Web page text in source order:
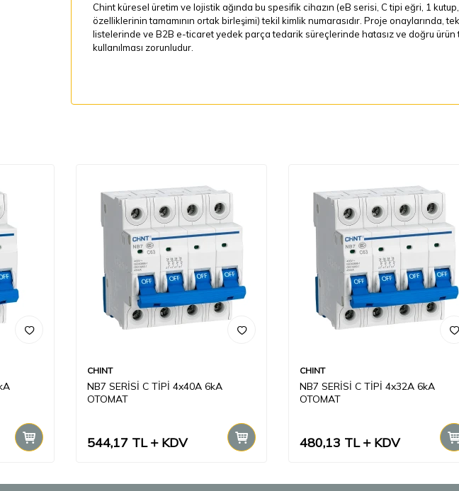
Chint küresel üretim ve lojistik ağında bu spesifik cihazın (eB serisi, C tipi eğri, 1
özelliklerinin tamamının ortak birleşimi) tekil kimlik numarasıdır. Proje onaylarında,
listelerinde ve B2B e-ticaret yedek parça tedarik süreçlerinde hatasız ve doğru ürün
kullanılması zorunludur.
CHINT
NB7 SERİSİ C TİPİ 4x40A 6kA
OTOMAT
544,17 TL KDV
CHINT
NB7 SERİSİ C TİPİ 4x32A 6kA
OTOMAT
480,13 TL KDV